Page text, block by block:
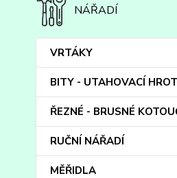
NÁŘADÍ
VRTÁKY
BITY - UTAHOVACÍ
ŘEZNÉ - BRUSNÉ
RUČNÍ NÁŘADÍ
MĚŘIDLA